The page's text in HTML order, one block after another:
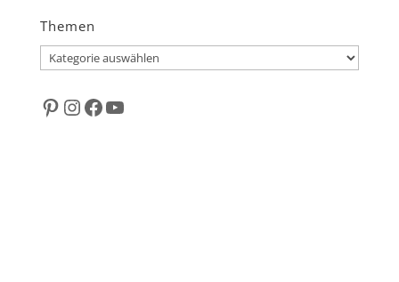
Themen
Themen
Pinterest
Instagram
Facebook
YouTube